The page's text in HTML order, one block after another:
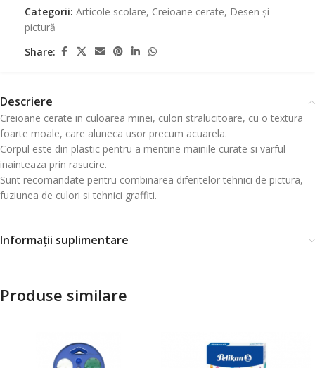
Categorii: Articole scolare, Creioane cerate, Desen și
pictură
Share:
Descriere
Creioane cerate in culoarea minei, culori stralucitoare, cu o textura
foarte moale, care aluneca usor precum acuarela.
Corpul este din plastic pentru a mentine mainile curate si varful
inainteaza prin rasucire.
Sunt recomandate pentru combinarea diferitelor tehnici de pictura,
fuziunea de culori si tehnici graffiti.
Informații suplimentare
Produse similare